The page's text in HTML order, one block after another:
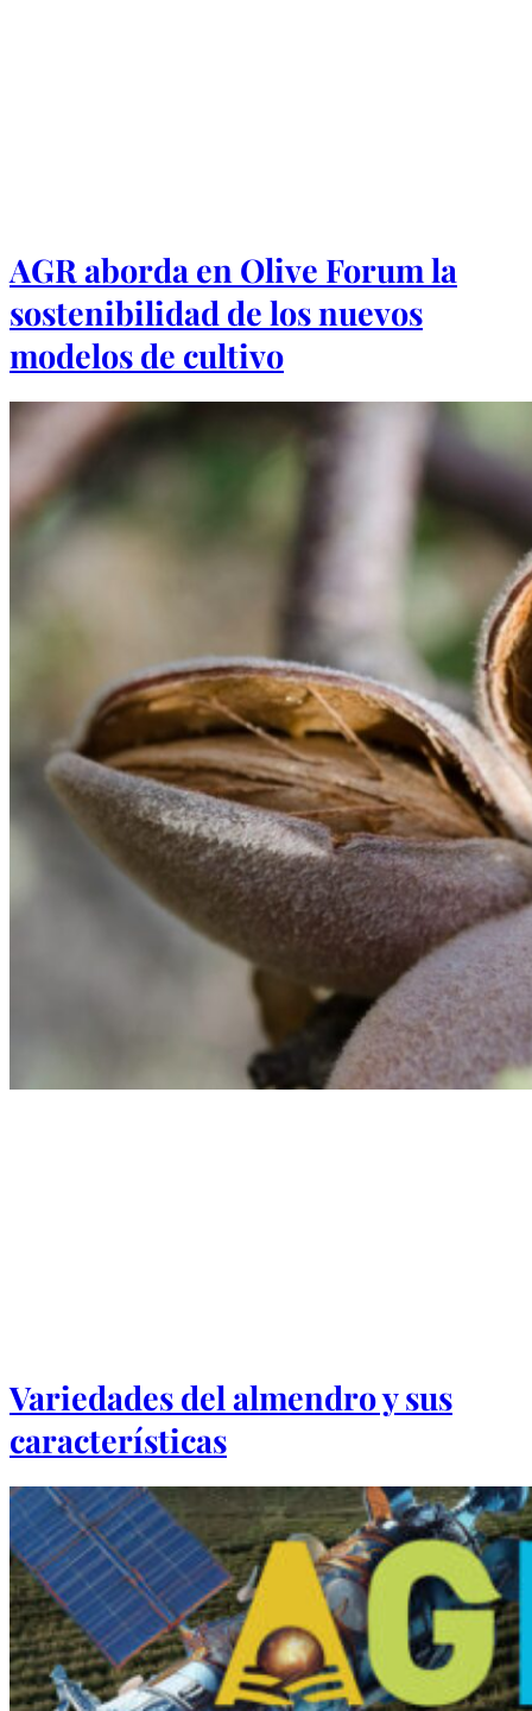
AGR aborda en Olive Forum la
sostenibilidad de los nuevos
modelos de cultivo
Variedades del almendro y sus
características